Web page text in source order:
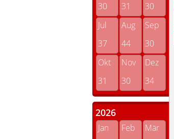
30
31
30
Jul
Aug
Sep
37
44
30
Okt
Nov
Dez
31
30 34
2026
Jan Feb
Mär